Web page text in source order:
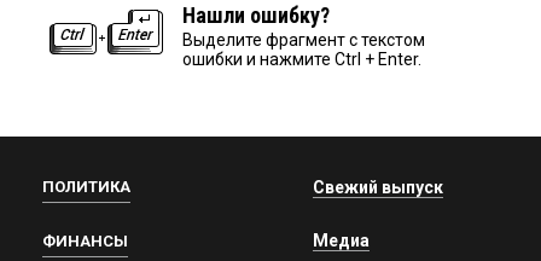
Нашли ошибку?
Выделите фрагмент с текстом
ошибки и нажмите Ctrl + Enter.
ПОЛИТИКА
ФИНАНСЫ
Свежий выпуск
Медиа